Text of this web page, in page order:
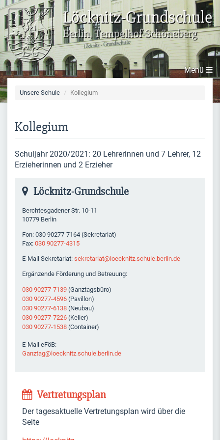
Direkt zum Inhalt
Menü
Unsere Schule Kollegium
Kollegium
Schuljahr 2020/2021: 20 Lehrerinnen und 7 Lehrer, 12
Erzieherinnen und 2 Erzieher
Löcknitz-Grundschule
Berchtesgadener Str. 10-11
10779 Berlin
Fon: 030 90277-7164 (Sekretariat)
Fax: 030 90277-4315
E-Mail Sekretariat: sekretariat@loecknitz.schule.berlin.de
Ergänzende Förderung und Betreuung:
030 90277-7139 (Ganztagsbüro)
030 90277-4596 (Pavillon)
030 90277-6138 (Neubau)
030 90277-7226 (Keller)
030 90277-1538 (Container)
E-Mail eFöB:
Ganztag@loecknitz.schule.berlin.de
Vertretungsplan
Der tagesaktuelle Vertretungsplan wird über die
Seite